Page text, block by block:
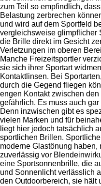
zum Teil so empfindlich,
Belastung zerbrechen
und wird auf dem Sportfeld
vergleichsweise glimpflicher
die Brille direkt im Gesicht
Verletzungen im oberen
Manche Freizeitsportler
sie sich ihrer Sportart
Kontaktlinsen. Bei
durch die Gegend fliegen
engen Kontakt zwischen
gefährlich. Es muss auch gar
Denn inzwischen gibt es
vielen Marken und für
liegt hier jedoch tatsächlich
sportlichen Brillen.
moderne Glastönung
zuverlässig vor
eine Sportsonnenbrille, die
und Sonnenlicht verlässlich
den Outdoorbereich, sie hält